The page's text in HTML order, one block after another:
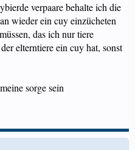
verpaare behalte ich die
wieder ein cuy einzücheten
das ich nur tiere
elterntiere ein cuy hat, sonst
sorge sein